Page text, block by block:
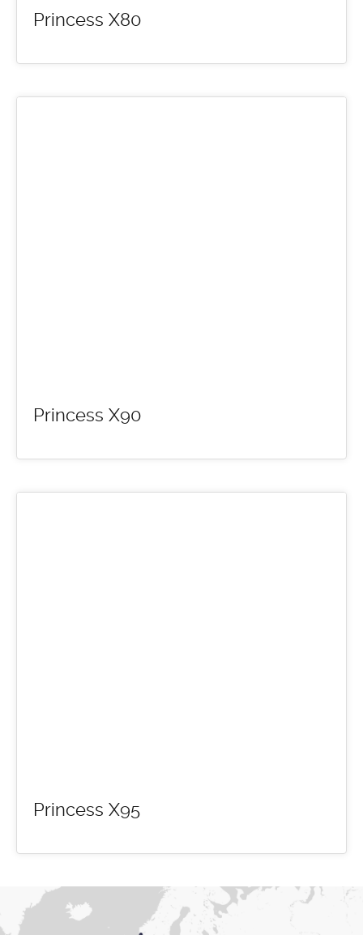
Princess X80
Princess X90
Princess X95